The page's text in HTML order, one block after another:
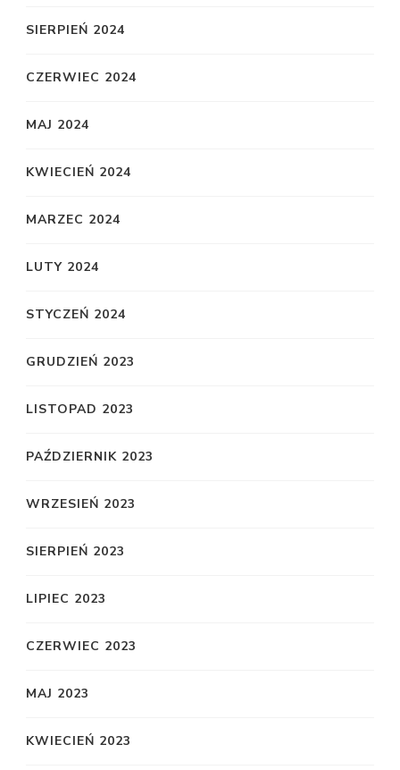
SIERPIEŃ 2024
CZERWIEC 2024
MAJ 2024
KWIECIEŃ 2024
MARZEC 2024
LUTY 2024
STYCZEŃ 2024
GRUDZIEŃ 2023
LISTOPAD 2023
PAŹDZIERNIK 2023
WRZESIEŃ 2023
SIERPIEŃ 2023
LIPIEC 2023
CZERWIEC 2023
MAJ 2023
KWIECIEŃ 2023